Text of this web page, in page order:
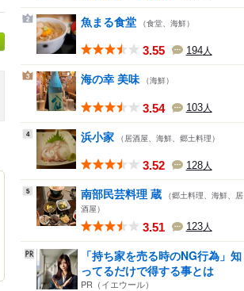
2 魚まる食堂 （食堂、海鮮）
3.55 194人
3 海の幸 美味 （海鮮）
3.54 103人
4 浜小家 （居酒屋、海鮮、郷土料理）
3.52 128人
5 南部民芸料理 蔵 （郷土料理、海鮮、居
酒屋）
3.51 123人
「持ち家を売る時のNG行為」知
ってるだけで得する事とは
PR（イエウール）